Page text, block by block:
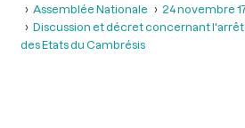
Assemblée Nationale
24 novembre
Discussion et décret concernant
des Etats du Cambrésis